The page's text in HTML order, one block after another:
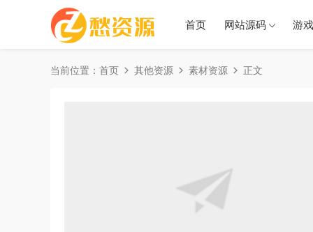
首页 网站源码 游
当前位置： 首页 其他资源 素材资源 正文